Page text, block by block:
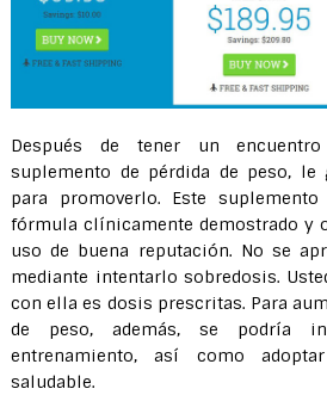
Después de tener un
suplemento de pérdida de peso,
para promoverlo. Este
fórmula clínicamente demostrado y
uso de buena reputación. No se
mediante intentarlo sobredosis.
con ella es dosis prescritas. Para
de peso, además, se podría
entrenamiento, así como
saludable.